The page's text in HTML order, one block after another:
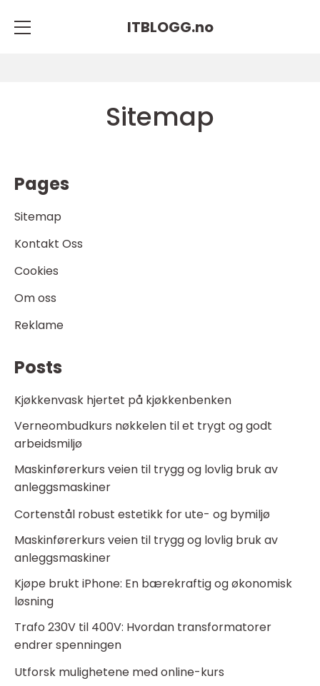
ITBLOGG.no
Sitemap
Pages
Sitemap
Kontakt Oss
Cookies
Om oss
Reklame
Posts
Kjøkkenvask hjertet på kjøkkenbenken
Verneombudkurs nøkkelen til et trygt og godt
arbeidsmiljø
Maskinførerkurs veien til trygg og lovlig bruk av
anleggsmaskiner
Cortenstål robust estetikk for ute- og bymiljø
Maskinførerkurs veien til trygg og lovlig bruk av
anleggsmaskiner
Kjøpe brukt iPhone: En bærekraftig og økonomisk
løsning
Trafo 230V til 400V: Hvordan transformatorer
endrer spenningen
Utforsk mulighetene med online-kurs